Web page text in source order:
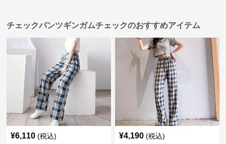
チェックパンツギンガムチェックのおすすめアイテム
¥6,110 (税込) ¥4,190 (税込)